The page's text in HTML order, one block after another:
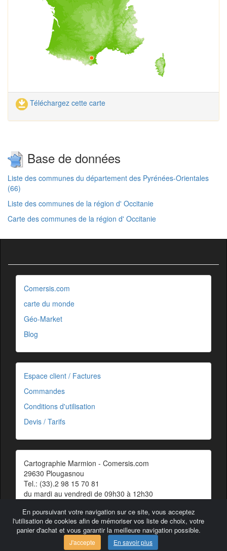
Téléchargez cette carte
Base de données
Liste des communes du département des Pyrénées-Orientales
(66)
Liste des communes de la région d' Occitanie
Carte des communes de la région d' Occitanie
En poursuivant votre navigation sur ce site, vous acceptez
l'utilisation de cookies afin de mémoriser vos liste de choix, votre
panier d'achat et vous garantir la meilleure navigation possible.
J'accepte En savoir plus
Comersis.com
carte du monde
Géo-Market
Blog
Espace client / Factures
Commandes
Conditions d'utilisation
Devis / Tarifs
Cartographie Marmion - Comersis.com
29630 Plougasnou
Tel.: (33).2 98 15 70 81
du mardi au vendredi de 09h30 à 12h30
Contact